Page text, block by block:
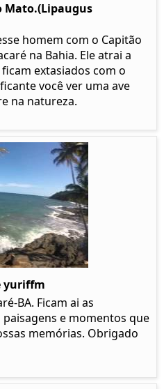
Mato.(Lipaugus
homem com o Capitão
na Bahia. Ele atrai a
extasiados com o
você ver uma ave
na natureza.
yuriffm
BA. Ficam ai as
e momentos que
memórias. Obrigado